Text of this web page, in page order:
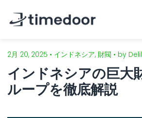
ホーム
会社概要
2月 20, 2025 • インドネシア, 財閥 • by
インドネシアの巨大
ループを徹底解説